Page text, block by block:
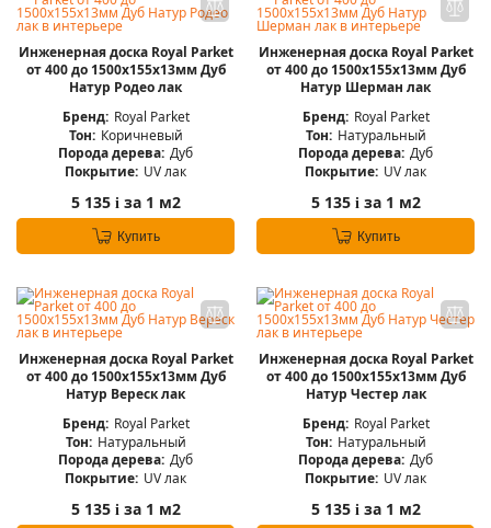
Инженерная доска Royal Parket
от 400 до 1500х155х13мм Дуб
Натур Родео лак
Бренд: Royal Parket
Тон: Коричневый
Порода дерева: Дуб
Покрытие: UV лак
5 135 iза 1 м2
Купить
Инженерная доска Royal Parket
от 400 до 1500х155х13мм Дуб
Натур Шерман лак
Бренд: Royal Parket
Тон: Натуральный
Порода дерева: Дуб
Покрытие: UV лак
5 135 iза 1 м2
Купить
Инженерная доска Royal Parket
от 400 до 1500х155х13мм Дуб
Натур Вереск лак
Бренд: Royal Parket
Тон: Натуральный
Порода дерева: Дуб
Покрытие: UV лак
5 135 iза 1 м2
Инженерная доска Royal Parket
от 400 до 1500х155х13мм Дуб
Натур Честер лак
Бренд: Royal Parket
Тон: Натуральный
Порода дерева: Дуб
Покрытие: UV лак
5 135 iза 1 м2